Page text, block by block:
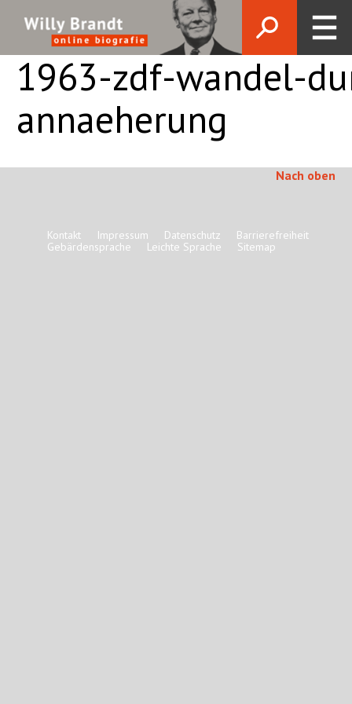
1963-zdf-wandel-
annaeherung
Nach oben
Kontakt Impressum Datenschutz
Barrierefreiheit
Gebärdensprache
Leichte Sprache Sitemap